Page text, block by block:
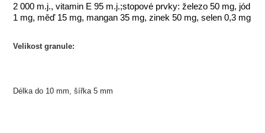
2 000 m.j., vitamin E 95 m.j.;stopové prvky: železo 50 mg, jód
1 mg, měď 15 mg, mangan 35 mg, zinek 50 mg, selen 0,3 mg
Velikost granule:
Délka do 10 mm, šířka 5 mm